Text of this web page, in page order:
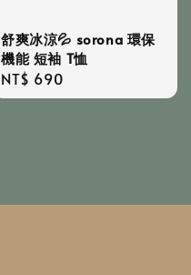
舒爽冰涼💦 sorona 環保
機能 短袖 T恤
Regular
price
NT$ 690